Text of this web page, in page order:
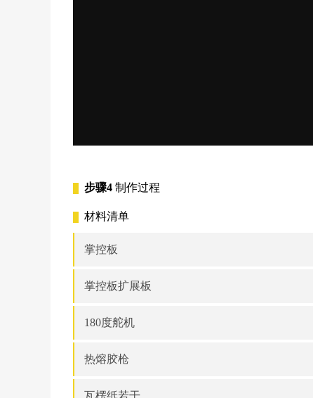
步骤4 制作过程
材料清单
掌控板
掌控板扩展板
180度舵机
热熔胶枪
瓦楞纸若干